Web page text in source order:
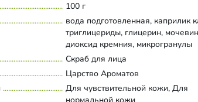
100 г
вода подготовленная, каприлик
триглицериды, глицерин,
диоксид кремния, микрогранулы
полиэтилена, аммониум
акрилоилдиметилтаурат, аргинин,
глицерилолеат цитрат/каприлик
триглицериды экстракт брокколи,
Развернуть состав
Скраб для лица
Царство Ароматов
Для чувствительной кожи, Для